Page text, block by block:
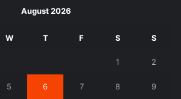
August 2026
W T F S S
1 2
5 6 7 8 9